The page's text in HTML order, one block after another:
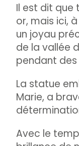
Il est dit que
or, mais ici,
un joyau
de la vallée
pendant des
La statue
Marie, a
Avec le